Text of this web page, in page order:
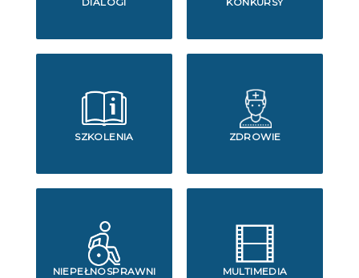
SZKOLENIA ZDROWIE
NIEPEŁNOSPRAWNI MULTIMEDIA